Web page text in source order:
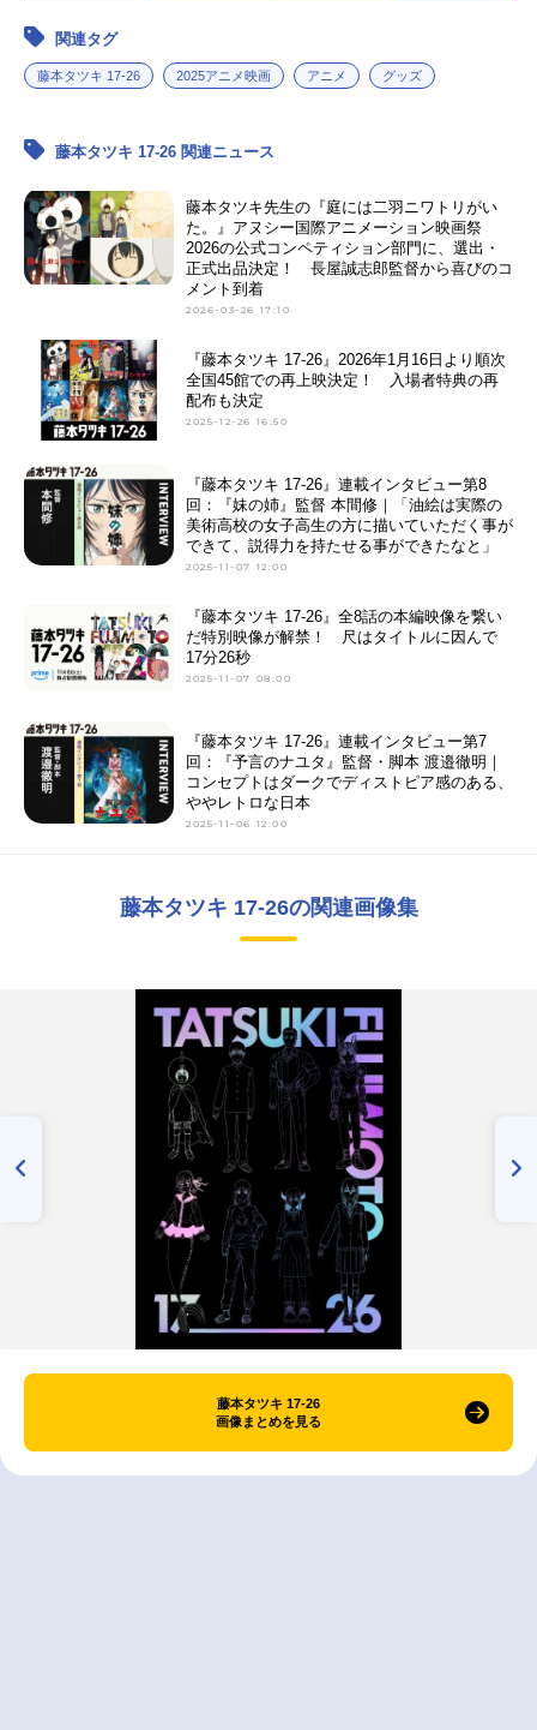
【目が覚めたら女の子になっていた病】
トシヒデ：榊原優希
リエ：河瀬茉希
ナユタ：咲々木瞳
ケンジ：松岡洋平
江原杏子：中井友望
先生：今井朋彦
関連タグ
藤本タツキ 17-26 2025アニメ映画 アニメ グッズ
藤本タツキ 17-26 関連ニュース
藤本タツキ先生の『庭には二羽ニワトリがい
た。』アヌシー国際アニメーション映画祭
2026の公式コンペティション部門に、選出・
正式出品決定！ 長屋誠志郎監督から喜びのコ
メント到着
2026-03-26 17:10
『藤本タツキ 17-26』2026年1月16日より順次
全国45館での再上映決定！ 入場者特典の再
配布も決定
2025-12-26 16:50
『藤本タツキ 17-26』連載インタビュー第8
回：『妹の姉』監督 本間修｜「油絵は実際の
美術高校の女子高生の方に描いていただく事が
できて、説得力を持たせる事ができたなと」
2025-11-07 12:00
『藤本タツキ 17-26』全8話の本編映像を繋い
だ特別映像が解禁！ 尺はタイトルに因んで
17分26秒
2025-11-07 08:00
『藤本タツキ 17-26』連載インタビュー第7
回：『予言のナユタ』監督・脚本 渡邉徹明｜
コンセプトはダークでディストピア感のある、
ややレトロな日本
2025-11-06 12:00
藤本タツキ 17-26の関連画像集
藤本タツキ 17-26
画像まとめを見る